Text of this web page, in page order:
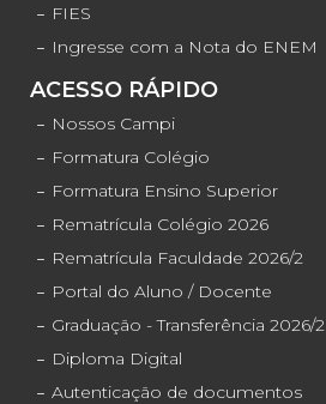
FIES
Ingresse com a Nota do ENEM
ACESSO RÁPIDO
Nossos Campi
Formatura Colégio
Formatura Ensino Superior
Rematrícula Colégio 2026
Rematrícula Faculdade 2026/2
Portal do Aluno / Docente
Graduação - Transferência 2026/2
Diploma Digital
Autenticação de documentos